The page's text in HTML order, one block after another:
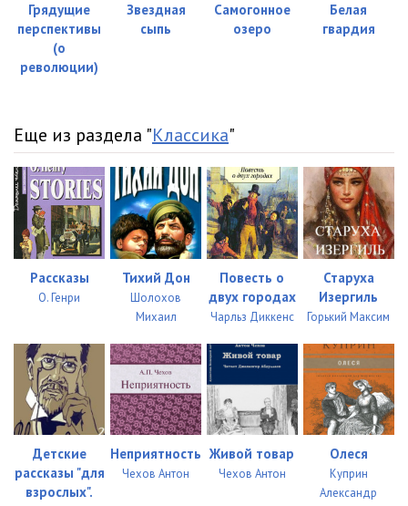
Грядущие
перспективы
(о
революции)
Звездная
сыпь
Самогонное
озеро
Белая
гвардия
Еще из раздела "Классика"
Рассказы
О. Генри
Тихий Дон
Шолохов
Михаил
Повесть о
двух городах
Чарльз Диккенс
Старуха
Изергиль
Горький Максим
Детские
рассказы "для
взрослых".
Неприятность
Чехов Антон
Живой товар
Чехов Антон
Олеся
Куприн
Александр